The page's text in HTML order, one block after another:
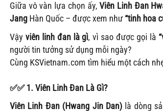
Giữa vô vàn lựa chọn ấy,Viên Linh Đan
Jang Hàn Quốc – được xem như “tinh hoa
Vậy viên linh đan là gì, vì sao được gọi là
người tin tưởng sử dụng mỗi ngày?
Cùng KSVietnam.com tìm hiểu một cách
✅✅1. Viên Linh Đan Là Gì?
Viên Linh Đan (Hwang Jin Dan) là dòng